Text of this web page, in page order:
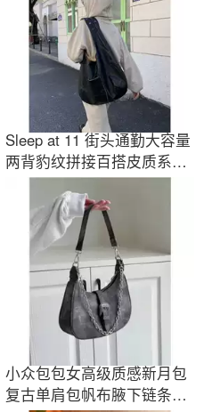
Sleep at 11 街头通勤大容量
两背豹纹拼接百搭皮质系带
手提单肩包
小众包包女高级质感新月包
复古单肩包帆布腋下链条手